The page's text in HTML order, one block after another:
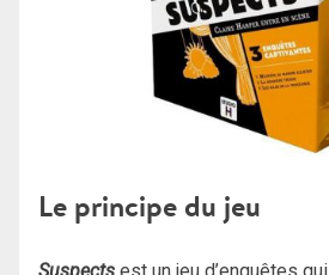
Le principe du jeu
Suspects est un jeu d’enquêtes